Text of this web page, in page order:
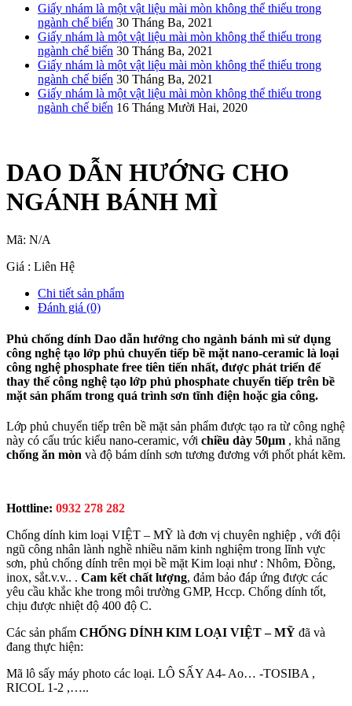
Giấy nhám là một vật liệu mài mòn không thể thiếu trong
ngành chế biến 30 Tháng Ba, 2021
Giấy nhám là một vật liệu mài mòn không thể thiếu trong
ngành chế biến 30 Tháng Ba, 2021
Giấy nhám là một vật liệu mài mòn không thể thiếu trong
ngành chế biến 30 Tháng Ba, 2021
Giấy nhám là một vật liệu mài mòn không thể thiếu trong
ngành chế biến 16 Tháng Mười Hai, 2020
DAO DẪN HƯỚNG CHO
NGÁNH BÁNH MÌ
Mã: N/A
Giá : Liên Hệ
Chi tiết sản phẩm
Đánh giá (0)
Phủ chống dính Dao dẫn hướng cho ngành bánh mì sử dụng
công nghệ tạo lớp phủ chuyển tiếp bề mặt nano-ceramic là loại
công nghệ phosphate free tiên tiến nhất, được phát triển để
thay thế công nghệ tạo lớp phủ phosphate chuyển tiếp trên bề
mặt sản phẩm trong quá trình sơn tĩnh điện hoặc gia công.
Lớp phủ chuyển tiếp trên bề mặt sản phẩm được tạo ra từ công nghệ
này có cấu trúc kiểu nano-ceramic, với chiều dày 50µm , khả năng
chống ăn mòn và độ bám dính sơn tương đương với phốt phát kẽm.
Hottline: 0932 278 282
Chống dính kim loại VIỆT – MỸ là đơn vị chuyên nghiệp , với đội
ngũ công nhân lành nghề nhiều năm kinh nghiệm trong lĩnh vực
sơn, phủ chống dính trên mọi bề mặt Kim loại như : Nhôm, Đồng,
inox, sắt.v.v.. . Cam kết chất lượng, đảm bảo đáp ứng được các
yêu cầu khắc khe trong môi trường GMP, Hccp. Chống dính tốt,
chịu được nhiệt độ 400 độ C.
Các sản phẩm CHỐNG DÍNH KIM LOẠI VIỆT – MỸ đã và
đang thực hiện:
Mã lô sấy máy photo các loại. LÔ SẤY A4- Ao… -TOSIBA ,
RICOL 1-2 ,…..